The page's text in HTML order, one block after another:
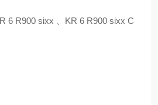
6 R900 sixx 、KR 6 R900 sixx C